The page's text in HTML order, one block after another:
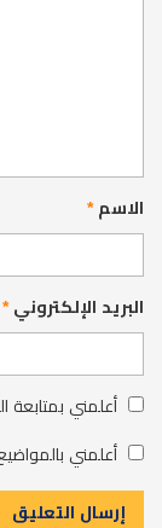
الاسم*
البريد الإلكتروني*
أعلمني بمتابعة
أعلمني